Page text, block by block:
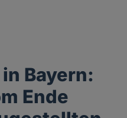
Bayern:
Ende